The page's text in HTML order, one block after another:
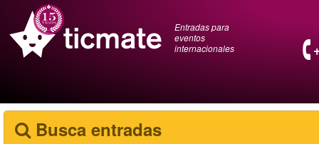
Entradas para
eventos
internacionales
Busca entradas